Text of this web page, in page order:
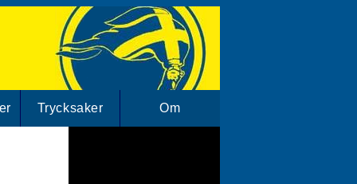
Trycksaker Om